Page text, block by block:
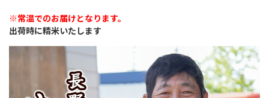
※常温でのお届けとなります。
出荷時に精米いたします